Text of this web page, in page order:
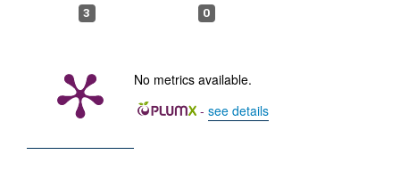
3 0
No metrics available.
- see details